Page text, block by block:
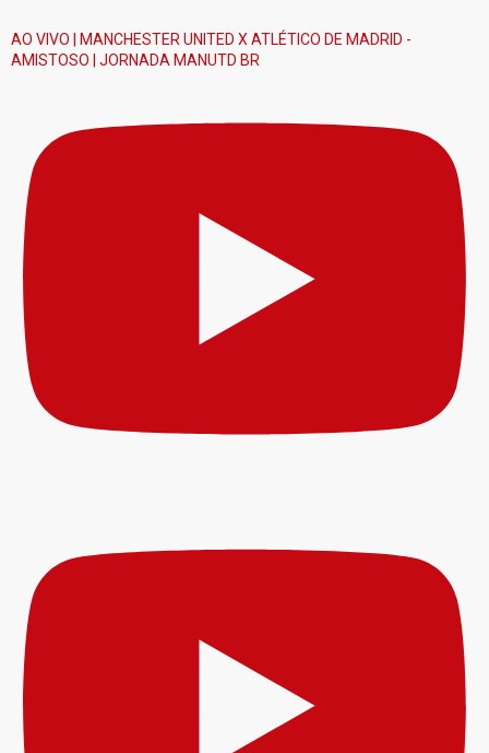
AO VIVO | MANCHESTER UNITED X ATLÉTICO DE MADRID -
AMISTOSO | JORNADA MANUTD BR